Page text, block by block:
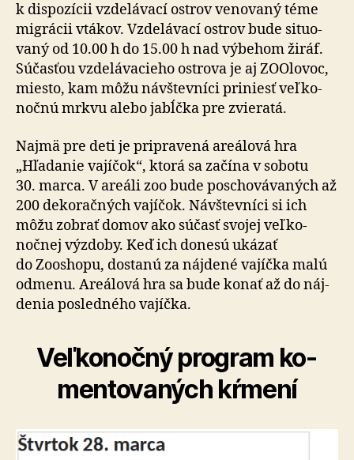
k dispo­zí­cii vzde­lá­vací ostrov ve­no­vaný téme
migrácii vtákov. Vzde­lá­vací ostrov bude situ­o­
vaný od 10.00 h do 15.00 h nad vý­be­hom žiráf.
Súčasťou vzde­lá­va­cieho ostrova je aj ZOOlovoc,
miesto, kam môžu návštev­níci pri­niesť veľko­
nočnú mrkvu alebo jabĺčka pre zvie­ratá.
Najmä pre deti je pripravená areálová hra
„Hľadanie vajíčok“, ktorá sa začína v so­bo­tu
30. marca. V areáli zoo bude poscho­vá­va­ných až
200 de­ko­rač­ných vajíčok. Návštev­níci si ich
môžu zobrať domov ako súčasť svojej veľko­
nočnej výzdoby. Keď ich donesú ukázať
do Zooshopu, dostanú za náj­dené vajíčka malú
odmenu. Areálová hra sa bude konať až do náj­
de­nia posled­ného vajíčka.
Veľkonočný program ko­
men­to­va­ných kŕmení